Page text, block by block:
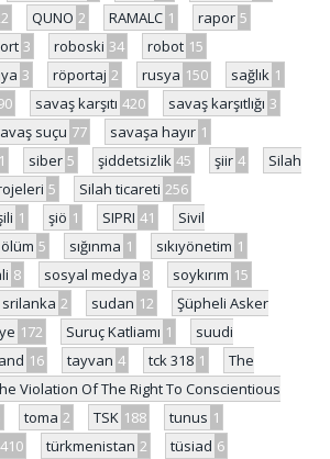
QUNO 2 RAMALC 1 rapor 5
3 roboski 34 robot 15
3 röportaj 2 rusya 150 sağlık 1
savaş karşıtı 420 savaş karşıtlığı 3
suçu 77 savaşa hayır 1
1 siber 5 şiddetsizlik 45 şiir 4
Silah
5 Silah ticareti 256
1 şiö 1 SIPRI 41
Sivil
5 sığınma 1 sıkıyönetim 1
8 sosyal medya 8 soykırım 15
srilanka 2 sudan 12
Şüpheli Asker
172 Suruç Katliamı 1
suudi
16 tayvan 4 tck 318 1
The
Violation Of The Right To Conscientious
toma 2 TSK 188 tunus 1
410 türkmenistan 2 tüsiad 6